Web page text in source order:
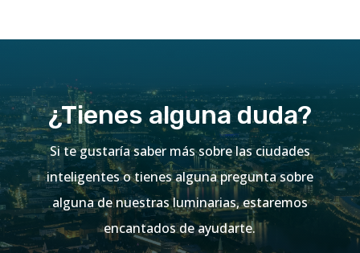
¿Tienes alguna duda?
Si te gustaría saber más sobre las ciudades
inteligentes o tienes alguna pregunta sobre
alguna de nuestras luminarias, estaremos
encantados de ayudarte.